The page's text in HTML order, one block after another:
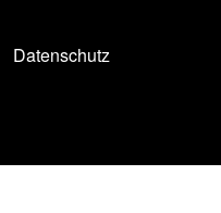
Datenschutz